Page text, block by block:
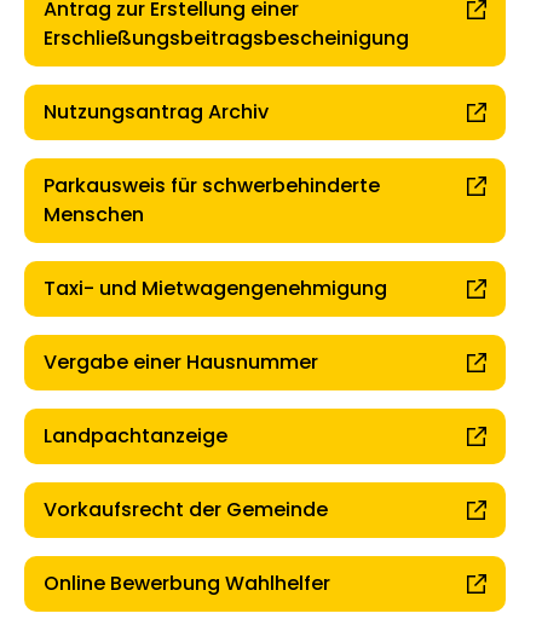
Antrag zur Erstellung einer
Erschließungsbeitragsbescheinigung
Nutzungsantrag Archiv
Parkausweis für schwerbehinderte
Menschen
Taxi- und Mietwagengenehmigung
Vergabe einer Hausnummer
Landpachtanzeige
Vorkaufsrecht der Gemeinde
Online Bewerbung Wahlhelfer